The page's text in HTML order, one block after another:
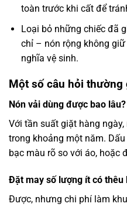
toàn trước khi cất để
Loại bỏ những chiếc đã
chỉ – nón rộng không
nghĩa vệ sinh.
Một số câu hỏi thường
Nón vải dùng được bao lâu?
Với tần suất giặt hàng
trong khoảng một năm.
bạc màu rõ so với áo, hoặc
Đặt may số lượng ít có thêu
Được, nhưng chi phí làm